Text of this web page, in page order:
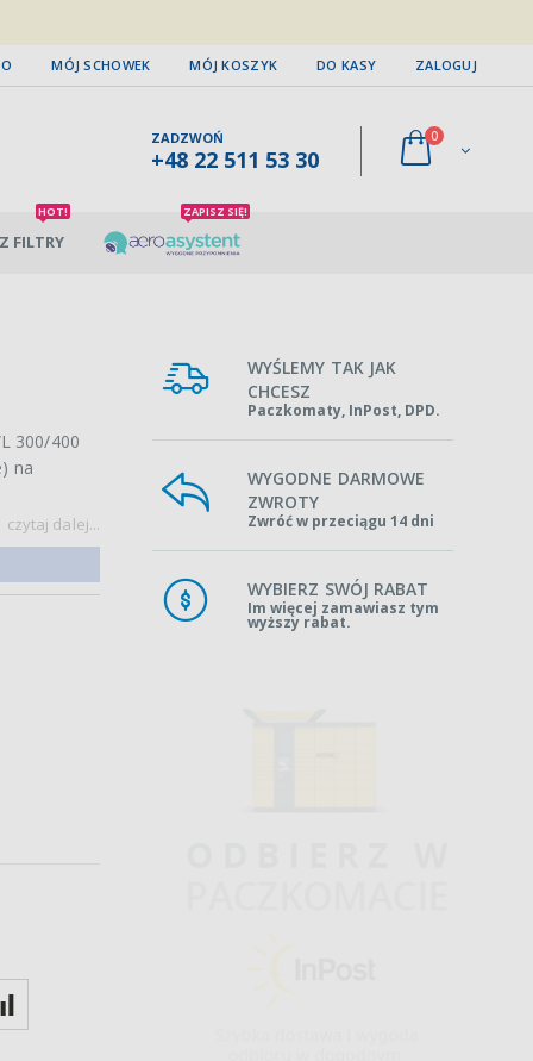
MÓJ SCHOWEK MÓJ KOSZYK DO KASY ZALOGUJ
ZADZWOŃ
+48 22 511 53 30
0
FILTRY
HOT! ZAPISZ SIĘ!
300/400
na
czytaj dalej...
WYŚLEMY TAK JAK
CHCESZ
Paczkomaty, InPost, DPD.
WYGODNE DARMOWE
ZWROTY
Zwróć w przeciągu 14 dni
WYBIERZ SWÓJ RABAT
Im więcej zamawiasz tym
wyższy rabat.